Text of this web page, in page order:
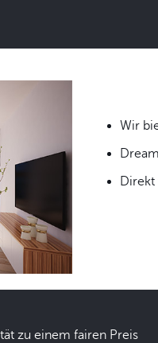
Wir
Direkt
zu einem fairen Preis